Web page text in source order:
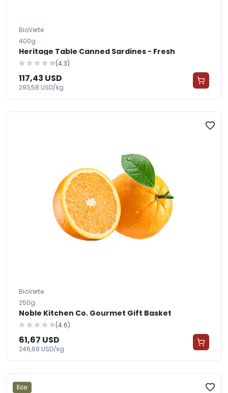
BioVerte
400g
Heritage Table Canned Sardines - Fresh
(4.3)
117,43 USD
293,58 USD/kg
BioVerte
250g
Noble Kitchen Co. Gourmet Gift Basket
(4.6)
61,67 USD
246,68 USD/kg
Eco